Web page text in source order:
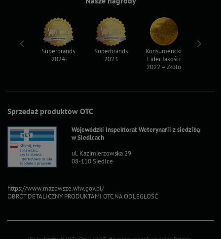
Sprzedaż produktów OTC
Wojewódzki Inspektorat Weterynarii z siedzibą
w Siedlcach
ul. Kazimierzowska 29
08-110 Siedlce
https://www.mazowsze.wiw.gov.pl/
OBRÓT DETALICZNY PRODUKTAMI OTC NA ODLEGŁOŚĆ
Superbrands
2024
Superbrands
2023
Konsumencki
Lider Jakości
2022 – Złoto